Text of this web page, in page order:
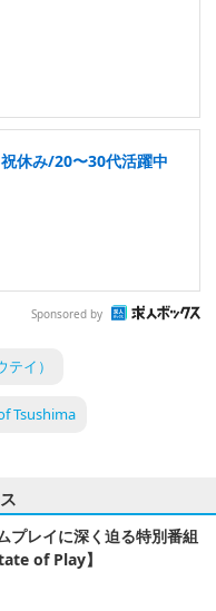
休み/20〜30代活躍中
Sponsored by
イ）
Tsushima
プレイに深く迫る特別番組
of Play】